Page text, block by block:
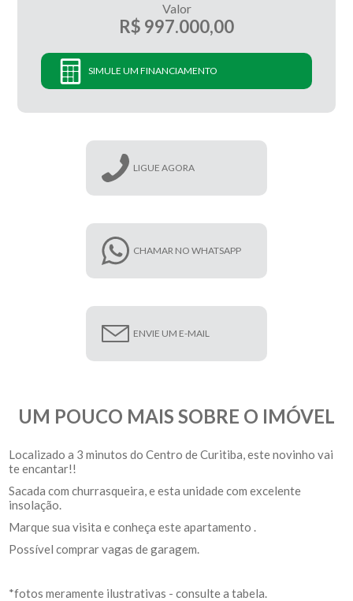
Valor
R$ 997.000,00
SIMULE UM FINANCIAMENTO
LIGUE AGORA
CHAMAR NO WHATSAPP
ENVIE UM E-MAIL
UM POUCO MAIS SOBRE O IMÓVEL
Localizado a 3 minutos do Centro de Curitiba, este novinho vai
te encantar!!
Sacada com churrasqueira, e esta unidade com excelente
insolação.
Marque sua visita e conheça este apartamento .
Possível comprar vagas de garagem.
*fotos meramente ilustrativas - consulte a tabela.